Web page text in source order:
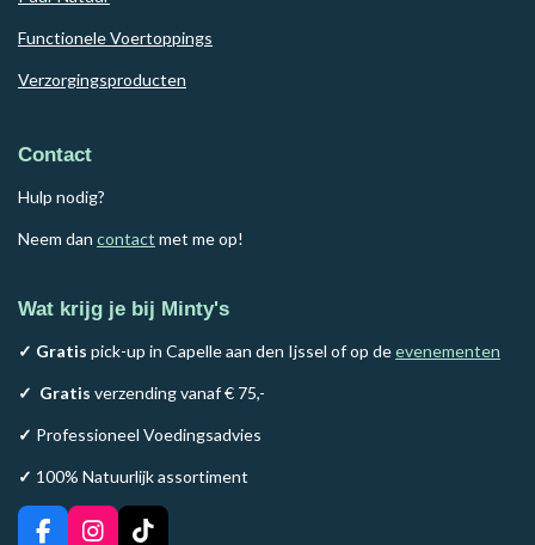
Functionele Voertoppings
Verzorgingsproducten
Contact
Hulp nodig?
Neem dan contact met me op!
Wat krijg je bij Minty's
✓ Gratis pick-up in Capelle aan den Ijssel of op deevenementen
✓ Gratis verzending vanaf € 75,-
✓ Professioneel Voedingsadvies
✓ 100% Natuurlijk assortiment
F
I
T